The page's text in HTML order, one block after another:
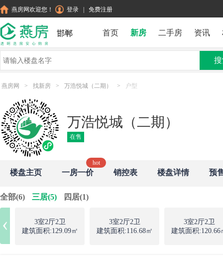
燕房网欢迎您！ 登录 免费注册
邯郸 首页 新房 二手房 资讯
燕房网 > 找新房 > 万浩悦城（二期） > 户型
万浩悦城（二期）
在售
楼盘主页 一房一价 销控表 楼盘详情 预
全部(6) 三居(5) 四居(1)
3室2厅2卫
建筑面积:129.09㎡
3室2厅2卫
建筑面积:116.68㎡
3室2厅2卫
建筑面积:120.66